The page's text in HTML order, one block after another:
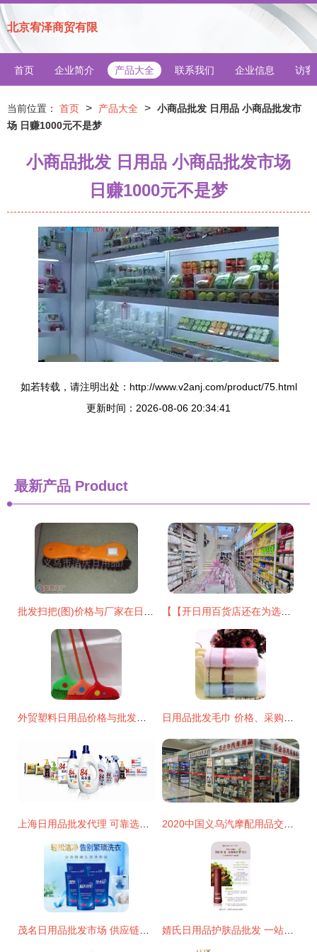
北京宥泽商贸有限
首页 企业简介 产品大全 联系我们 企业信息 访客
当前位置： 首页 > 产品大全 > 小商品批发 日用品 小商品批发市
场 日赚1000元不是梦
小商品批发 日用品 小商品批发市场
日赚1000元不是梦
如若转载，请注明出处：http://www.v2anj.com/product/75.html
更新时间：2026-08-06 20:34:41
最新产品 Product